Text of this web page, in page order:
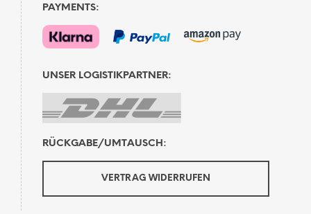
PAYMENTS:
UNSER LOGISTIKPARTNER:
RÜCKGABE/UMTAUSCH:
VERTRAG WIDERRUFEN